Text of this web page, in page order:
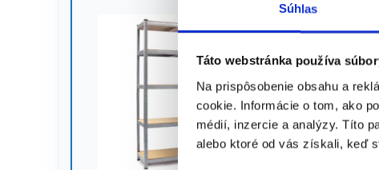
Súhlas
Táto webstránka používa
Na prispôsobenie obsahu a
cookie. Informácie o tom, ako
médií, inzercie a analýzy. Títo
alebo ktoré od vás získali, keď
Zobrazujú